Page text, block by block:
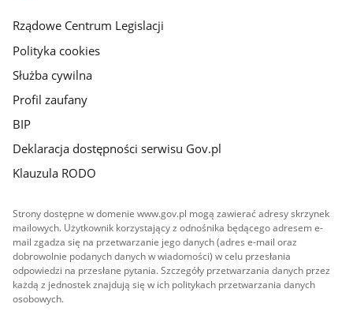
Rządowe Centrum Legislacji
Polityka cookies
Służba cywilna
Profil zaufany
BIP
Deklaracja dostępności serwisu Gov.pl
Klauzula RODO
Strony dostępne w domenie www.gov.pl mogą zawierać adresy skrzynek
mailowych. Użytkownik korzystający z odnośnika będącego adresem e-
mail zgadza się na przetwarzanie jego danych (adres e-mail oraz
dobrowolnie podanych danych w wiadomości) w celu przesłania
odpowiedzi na przesłane pytania. Szczegóły przetwarzania danych przez
każdą z jednostek znajdują się w ich politykach przetwarzania danych
osobowych.